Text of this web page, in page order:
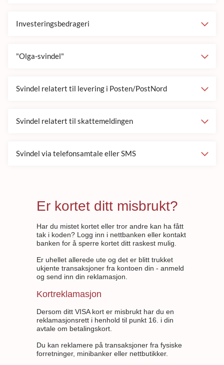
Investeringsbedrageri
"Olga-svindel"
Svindel relatert til levering i Posten/PostNord
Svindel relatert til skattemeldingen
Svindel via telefonsamtale eller SMS
Er kortet ditt misbrukt?
Har du mistet kortet eller tror andre kan ha fått
tak i koden? Logg inn i nettbanken eller kontakt
banken for å sperre kortet ditt raskest mulig.
Er uhellet allerede ute og det er blitt trukket
ukjente transaksjoner fra kontoen din - anmeld
og send inn din reklamasjon.
Kortreklamasjon
Dersom ditt VISA kort er misbrukt har du en
reklamasjonsrett i henhold til punkt 16. i din
avtale om betalingskort.
Du kan reklamere på transaksjoner fra fysiske
forretninger, minibanker eller nettbutikker.